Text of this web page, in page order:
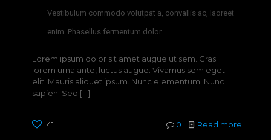
Vestibulum commodo volutpat a, convallis ac, laoreet
enim. Phasellus fermentum dolor.
Lorem ipsum dolor sit amet augue ut sem. Cras
lorem urna ante, luctus augue. Vivamus sem eget
elit. Mauris aliquet ipsum. Nunc elementum. Nunc
sapien. Sed […]
41 0 Read more